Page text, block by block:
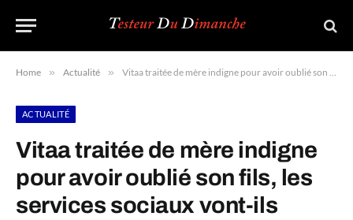
Home » Actualité » Vitaa traitée de mère indigne pour avoir oublié son fils, les services sociaux vont-ils prendre le dossier en charge ?
ACTUALITÉ
Vitaa traitée de mère indigne
pour avoir oublié son fils, les
services sociaux vont-ils